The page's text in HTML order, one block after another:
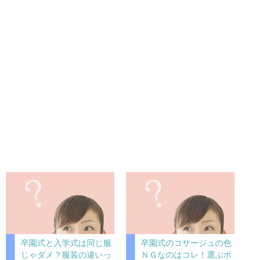
卒園式と入学式は同じ服
じゃダメ？服装の違いっ
卒園式のコサージュの色
ＮＧなのはコレ！選ぶポ